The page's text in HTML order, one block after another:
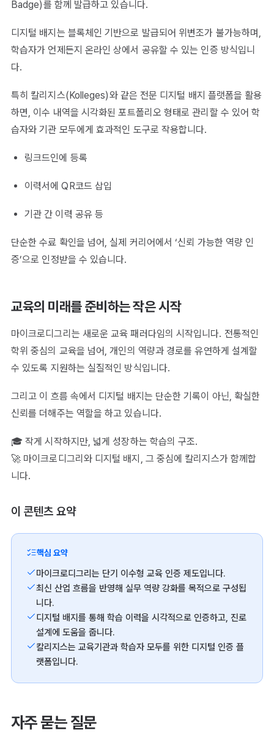
Badge)를 함께 발급하고 있습니다.
디지털 배지는 블록체인 기반으로 발급되어 위변조가 불가능하며,
학습자가 언제든지 온라인 상에서 공유할 수 있는 인증 방식입니
다.
특히 칼리지스(Kolleges)와 같은 전문 디지털 배지 플랫폼을 활용
하면, 이수 내역을 시각화된 포트폴리오 형태로 관리할 수 있어 학
습자와 기관 모두에게 효과적인 도구로 작용합니다.
링크드인에 등록
이력서에 QR코드 삽입
기관 간 이력 공유 등
단순한 수료 확인을 넘어, 실제 커리어에서 ‘신뢰 가능한 역량 인
증’으로 인정받을 수 있습니다.
교육의 미래를 준비하는 작은 시작
마이크로디그리는 새로운 교육 패러다임의 시작입니다. 전통적인
학위 중심의 교육을 넘어, 개인의 역량과 경로를 유연하게 설계할
수 있도록 지원하는 실질적인 방식입니다.
그리고 이 흐름 속에서 디지털 배지는 단순한 기록이 아닌, 확실한
신뢰를 더해주는 역할을 하고 있습니다.
🎓 작게 시작하지만, 넓게 성장하는 학습의 구조.
🚀 마이크로디그리와 디지털 배지, 그 중심에 칼리지스가 함께합
니다.
이 콘텐츠 요약
핵심 요약
마이크로디그리는 단기 이수형 교육 인증 제도입니다.
최신 산업 흐름을 반영해 실무 역량 강화를 목적으로 구성됩
니다.
디지털 배지를 통해 학습 이력을 시각적으로 인증하고, 진로
설계에 도움을 줍니다.
칼리지스는 교육기관과 학습자 모두를 위한 디지털 인증 플
랫폼입니다.
자주 묻는 질문